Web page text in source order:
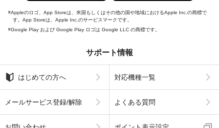
Appleのロゴ、App Storeは、米国もしくはその他の国や地域におけるApple Inc.の商標で
す。App Storeは、Apple Inc.のサービスマークです。
Google Play および Google Play ロゴは Google LLC の商標です。
サポート情報
はじめての方へ 対応機種一覧
メールサービス登録/解除 よくある質問